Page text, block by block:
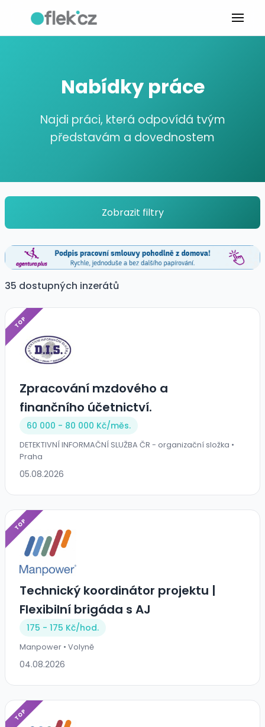
Nabídky práce
Najdi práci, která odpovídá tvým
představám a dovednostem
Zobrazit filtry
35 dostupných inzerátů
TOP
Zpracování mzdového a
finančního účetnictví.
60 000 - 80 000 Kč/měs.
DETEKTIVNÍ INFORMAČNÍ SLUŽBA ČR - organizační složka •
Praha
05.08.2026
TOP
Technický koordinátor projektu |
Flexibilní brigáda s AJ
175 - 175 Kč/hod.
Manpower • Volyně
04.08.2026
TOP